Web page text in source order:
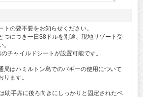
の要不要をお知らせください。
つにつき一日$8ドルを別途、現地リゾート受
チャイルドシートが設置可能です。
局はハミルトン島でのバギーの使用について
ります。
助手席に後ろ向きにしっかりと固定されたベ